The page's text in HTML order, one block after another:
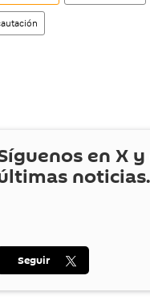
enX y
noticias.
Seguir